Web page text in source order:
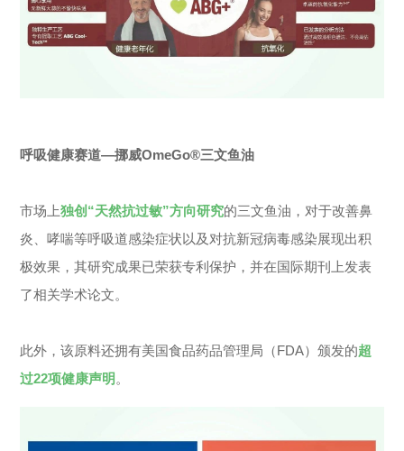
呼吸健康赛道—挪威OmeGo®三文鱼油
市场上独创“天然抗过敏”方向研究的三文鱼油，对于改善鼻
炎、哮喘等呼吸道感染症状以及对抗新冠病毒感染展现出积
极效果，其研究成果已荣获专利保护，并在国际期刊上发表
了相关学术论文。
此外，该原料还拥有美国食品药品管理局（FDA）颁发的超
过22项健康声明 。